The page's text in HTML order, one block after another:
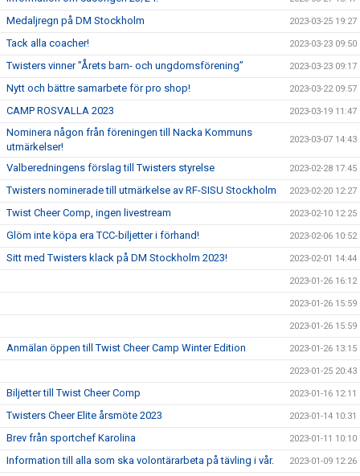
Medaljregn på DM Stockholm 2023-03-25 19:27
Tack alla coacher! 2023-03-23 09:50
Twisters vinner ”Årets barn- och ungdomsförening” 2023-03-23 09:17
Nytt och bättre samarbete för pro shop! 2023-03-22 09:57
CAMP ROSVALLA 2023 2023-03-19 11:47
Nominera någon från föreningen till Nacka Kommuns
utmärkelser!
2023-03-07 14:43
Valberedningens förslag till Twisters styrelse 2023-02-28 17:45
Twisters nominerade till utmärkelse av RF-SISU Stockholm 2023-02-20 12:27
Twist Cheer Comp, ingen livestream 2023-02-10 12:25
Glöm inte köpa era TCC-biljetter i förhand! 2023-02-06 10:52
Sitt med Twisters klack på DM Stockholm 2023! 2023-02-01 14:44
2023-01-26 16:12
2023-01-26 15:59
2023-01-26 15:59
Anmälan öppen till Twist Cheer Camp Winter Edition 2023-01-26 13:15
2023-01-25 20:43
Biljetter till Twist Cheer Comp 2023-01-16 12:11
Twisters Cheer Elite årsmöte 2023 2023-01-14 10:31
Brev från sportchef Karolina 2023-01-11 10:10
Information till alla som ska volontärarbeta på tävling i vår. 2023-01-09 12:26